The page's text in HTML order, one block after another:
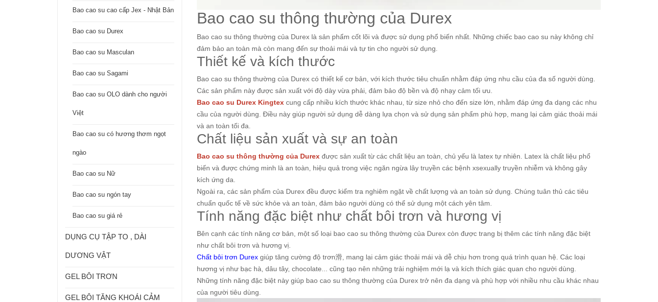
Bao cao su thông thường của Durex
Bao cao su thông thường của Durex là sản phẩm cốt lõi và được sử dụng phổ biến nhất. Những chiếc bao cao su này không chỉ
đảm bảo an toàn mà còn mang đến sự thoải mái và tự tin cho người sử dụng.
Thiết kế và kích thước
Bao cao su thông thường của Durex có thiết kế cơ bản, với kích thước tiêu chuẩn nhằm đáp ứng nhu cầu của đa số người dùng.
Các sản phẩm này được sản xuất với độ dày vừa phải, đảm bảo độ bền và độ nhạy cảm tối ưu.
Bao cao su Durex Kingtex cung cấp nhiều kích thước khác nhau, từ size nhỏ cho đến size lớn, nhằm đáp ứng đa dạng các nhu
cầu của người dùng. Điều này giúp người sử dụng dễ dàng lựa chọn và sử dụng sản phẩm phù hợp, mang lại cảm giác thoải mái
và an toàn tối đa.
Chất liệu sản xuất và sự an toàn
Bao cao su thông thường của Durex được sản xuất từ các chất liệu an toàn, chủ yếu là latex tự nhiên. Latex là chất liệu phổ
biến và được chứng minh là an toàn, hiệu quả trong việc ngăn ngừa lây truyền các bệnh xsexually truyền nhiễm và không gây
kích ứng da.
Ngoài ra, các sản phẩm của Durex đều được kiểm tra nghiêm ngặt về chất lượng và an toàn sử dụng. Chúng tuân thủ các tiêu
chuẩn quốc tế về sức khỏe và an toàn, đảm bảo người dùng có thể sử dụng một cách yên tâm.
Tính năng đặc biệt như chất bôi trơn và hương vị
Bên cạnh các tính năng cơ bản, một số loại bao cao su thông thường của Durex còn được trang bị thêm các tính năng đặc biệt
như chất bôi trơn và hương vị.
Chất bôi trơn Durex giúp tăng cường độ trơn滑, mang lại cảm giác thoải mái và dễ chịu hơn trong quá trình quan hệ. Các loại
hương vị như bạc hà, dâu tây, chocolate... cũng tạo nên những trải nghiệm mới lạ và kích thích giác quan cho người dùng.
Những tính năng đặc biệt này giúp bao cao su thông thường của Durex trở nên đa dạng và phù hợp với nhiều nhu cầu khác nhau
của người tiêu dùng.
Bao cao su cao cấp Jex - Nhật Bản
Bao cao su Durex
Bao cao su Masculan
Bao cao su Sagami
Bao cao su OLO dành cho người
Việt
Bao cao su có hương thơm ngọt
ngào
Bao cao su Nữ
Bao cao su ngón tay
Bao cao su giá rẻ
DỤNG CỤ TẬP TO , DÀI
DƯƠNG VẬT
GEL BÔI TRƠN
GEL BÔI TĂNG KHOÁI CẢM